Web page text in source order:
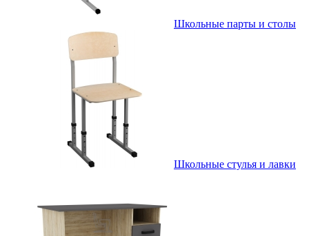
Школьные парты и столы
Школьные стулья и лавки